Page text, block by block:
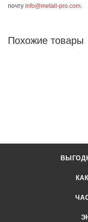
почту info@metall-pro.com
Похожие товары